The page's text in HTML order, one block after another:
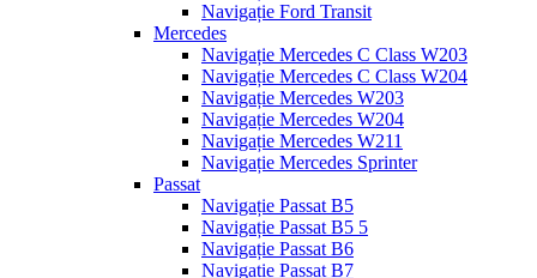
Navigație Ford Transit
Mercedes
Navigație Mercedes C Class W203
Navigație Mercedes C Class W204
Navigație Mercedes W203
Navigație Mercedes W204
Navigație Mercedes W211
Navigație Mercedes Sprinter
Passat
Navigație Passat B5
Navigație Passat B5 5
Navigație Passat B6
Navigație Passat B7